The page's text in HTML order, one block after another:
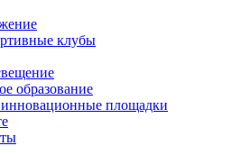
клубы
образование
площадки